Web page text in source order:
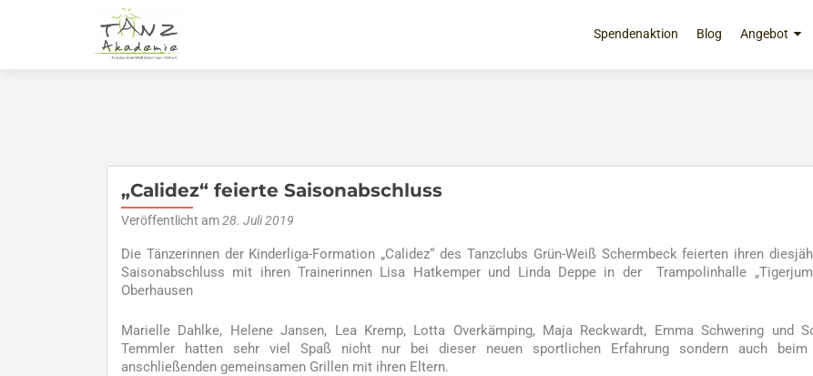
Inhalt
Spendenaktion Blog Angebot
„Calidez“ feierte Saisonabschluss
Veröffentlicht am28. Juli 2019
Die Tänzerinnen der Kinderliga-Formation „Calidez“ des Tanzclubs Grün-Weiß Schermbeck feierten ihren
Saisonabschluss mit ihren Trainerinnen Lisa Hatkemper und Linda Deppe in der Trampolinhalle
Oberhausen
Marielle Dahlke, Helene Jansen, Lea Kremp, Lotta Overkämping, Maja Reckwardt, Emma Schwering und
Temmler hatten sehr viel Spaß nicht nur bei dieser neuen sportlichen Erfahrung sondern auch
anschließenden gemeinsamen Grillen mit ihren Eltern.